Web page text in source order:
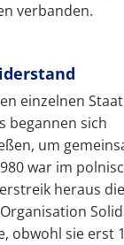
verbanden.
einzelnen
begannen sich
um
war im
heraus die
obwohl sie erst